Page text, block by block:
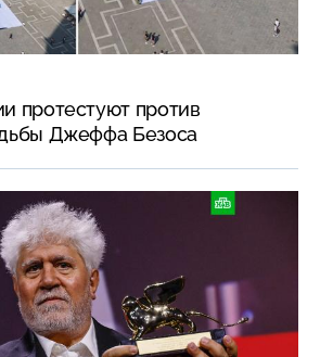
протестуют против
Джеффа Безоса